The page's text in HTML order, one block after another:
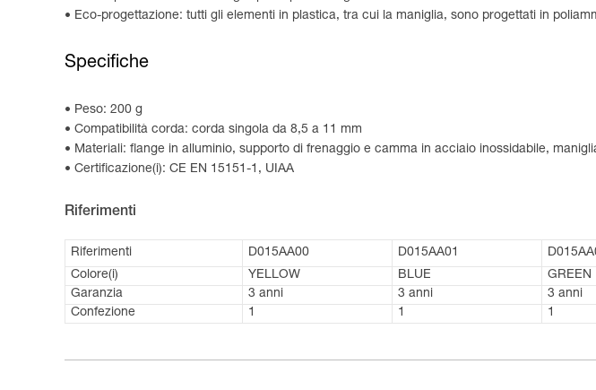
Eco-progettazione: tutti gli elementi in plastica, tra cui la maniglia, sono progettati in
Specifiche
Peso: 200 g
Compatibilità corda: corda singola da 8,5 a 11 mm
Materiali: flange in alluminio, supporto di frenaggio e camma in acciaio inossidabile,
Certificazione(i): CE EN 15151-1, UIAA
Riferimenti
Riferimenti D015AA00 D015AA01
Colore(i)
YELLOW BLUE
GREEN
Garanzia
3 anni 3 anni
3 anni
Confezione
1 1 1